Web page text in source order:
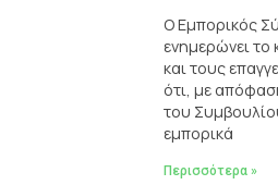
Ο Εμπορικός
ενημερώνει το
και τους
ότι, με
του
εμπορικά
Περισσότερα »